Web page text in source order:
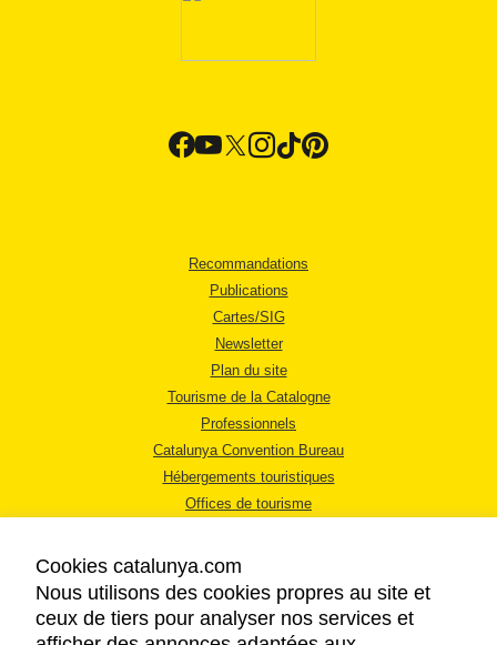
Recommandations
Publications
Cartes/SIG
Newsletter
Plan du site
Tourisme de la Catalogne
Professionnels
Catalunya Convention Bureau
Hébergements touristiques
Offices de tourisme
Cookies catalunya.com
Nous utilisons des cookies propres au site et
ceux de tiers pour analyser nos services et